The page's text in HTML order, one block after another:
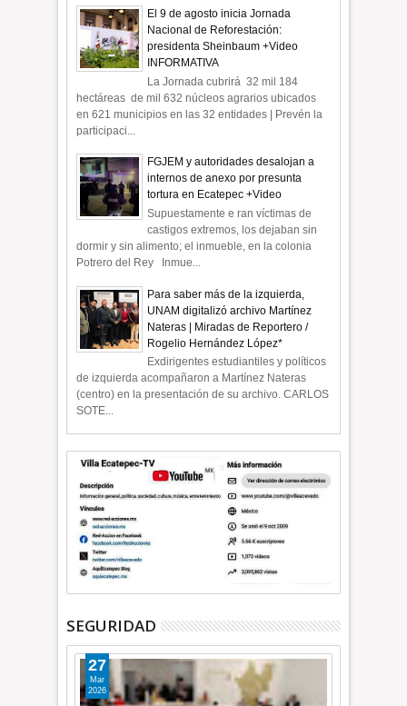
El 9 de agosto inicia Jornada
Nacional de Reforestación:
presidenta Sheinbaum +Video
INFORMATIVA
La Jornada cubrirá 32 mil 184
hectáreas de mil 632 núcleos agrarios ubicados
en 621 municipios en las 32 entidades | Prevén la
participaci...
FGJEM y autoridades desalojan a
internos de anexo por presunta
tortura en Ecatepec +Video
Supuestamente e ran víctimas de
castigos extremos, los dejaban sin
dormir y sin alimento; el inmueble, en la colonia
Potrero del Rey Inmue...
Para saber más de la izquierda,
UNAM digitalizó archivo Martínez
Nateras | Miradas de Reportero /
Rogelio Hernández López*
Exdirigentes estudiantiles y políticos
de izquierda acompañaron a Martínez Nateras
(centro) en la presentación de su archivo. CARLOS
SOTE...
SEGURIDAD
27
Mar
2026